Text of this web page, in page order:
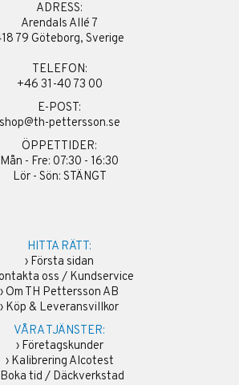
ADRESS:
Arendals Allé 7
79 Göteborg, Sverige
TELEFON:
+46 31-40 73 00
E-POST:
shop@th-pettersson.se
ÖPPETTIDER:
Mån - Fre: 07:30 - 16:30
Lör - Sön: STÄNGT
HITTA RÄTT:
› Första sidan
oss / Kundservice
› Om TH Pettersson AB
› Köp & Leveransvillkor
VÅRA TJÄNSTER:
› Företagskunder
› Kalibrering Alcotest
Boka tid / Däckverkstad